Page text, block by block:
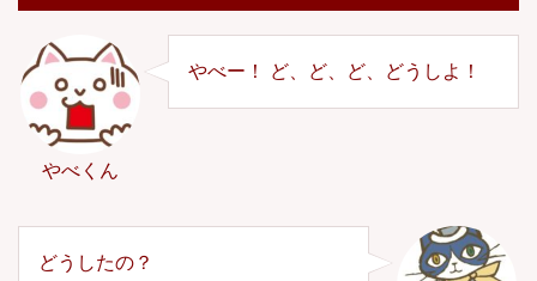
やべくん
やべー！ ど、ど、ど、どうしよ！
どうしたの？